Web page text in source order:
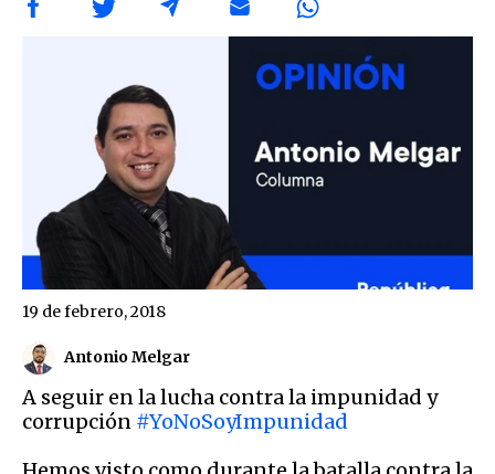
Antonio Melgar
19 de febrero, 2018
A seguir en la lucha contra la impunidad y
corrupción #YoNoSoyImpunidad